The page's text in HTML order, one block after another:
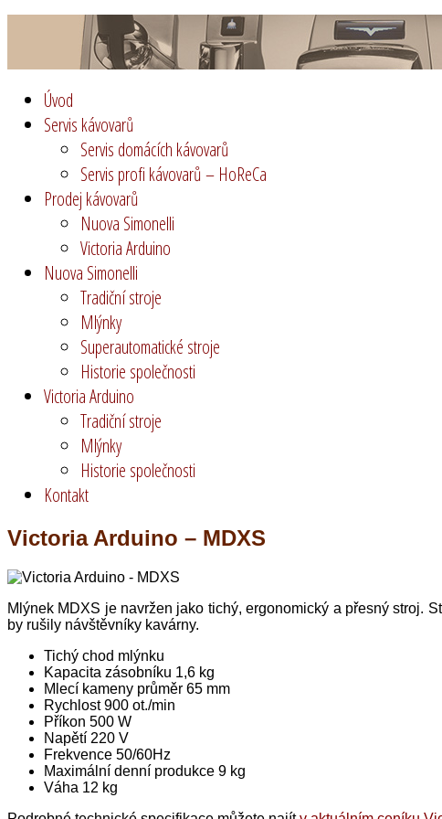
Coffee Servis Praha
prodej a servis kávovarů nejen v Praze
Úvod
Servis kávovarů
Servis domácích kávovarů
Servis profi kávovarů – HoReCa
Prodej kávovarů
Nuova Simonelli
Victoria Arduino
Nuova Simonelli
Tradiční stroje
Mlýnky
Superautomatické stroje
Historie společnosti
Victoria Arduino
Tradiční stroje
Mlýnky
Historie společnosti
Kontakt
Victoria Arduino – MDXS
Mlýnek MDXS je navržen jako tichý, ergonomický a přesný stroj.
by rušily návštěvníky kavárny.
Tichý chod mlýnku
Kapacita zásobníku 1,6 kg
Mlecí kameny průměr 65 mm
Rychlost 900 ot./min
Příkon 500 W
Napětí 220 V
Frekvence 50/60Hz
Maximální denní produkce 9 kg
Váha 12 kg